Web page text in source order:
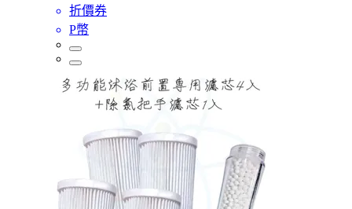
折價券
P幣